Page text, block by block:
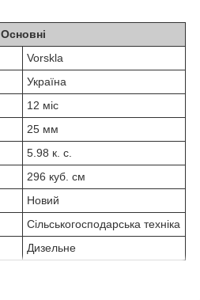
Основні
Vorskla
Україна
12 міс
25 мм
5.98 к. с.
296 куб. см
Новий
Сільськогосподарська техніка
Дизельне